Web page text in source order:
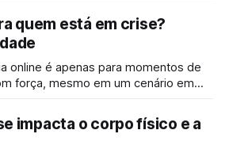
por isso que o check-up e o
ganham cada vez mais
antes dos sintomas
quem está em crise?
online é apenas para momentos de
força, mesmo em um cenário em
um psicólogo online parece um
do controle”. Mas essa percepção,
impacta o corpo físico e a